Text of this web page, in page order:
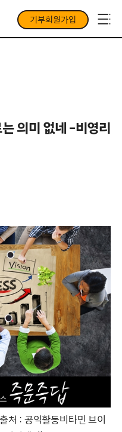
기부회원가입
의미 없네 -비영리
처 : 공익활동비타민 브이